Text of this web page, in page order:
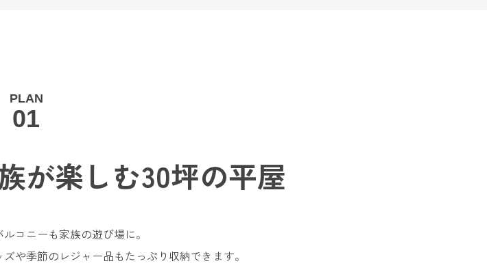
PLAN
01
が楽しむ30坪の平屋
コニーも家族の遊び場に。
や季節のレジャー品もたっぷり収納できます。